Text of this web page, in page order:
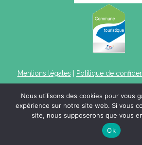
Mentions légales Politique de
Nous utilisons des cookies pour vous
expérience sur notre site web. Si vous
site, nous supposerons que vous
Ok